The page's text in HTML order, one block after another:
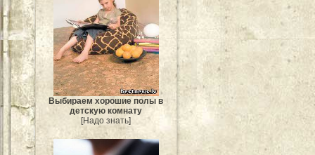
Выбираем хорошие полы в
детскую комнату
[Надо знать]